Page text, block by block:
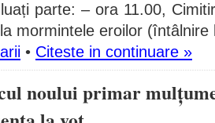
parte: – ora 11.00,
mormintele eroilor (întâlnire
• Citeste in continuare »
noului primar